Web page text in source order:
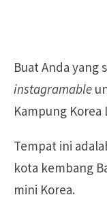
Buat Anda yang
instagramable
Kampung
Tempat ini
kota kembang
mini Korea.